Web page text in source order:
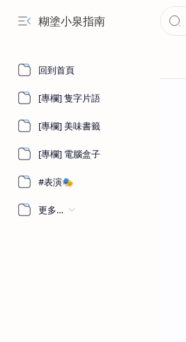
糊塗小泉指南
回到首頁
[專欄] 隻字片語
[專欄] 美味書籤
[專欄] 電腦盒子
#表演🎭
更多…